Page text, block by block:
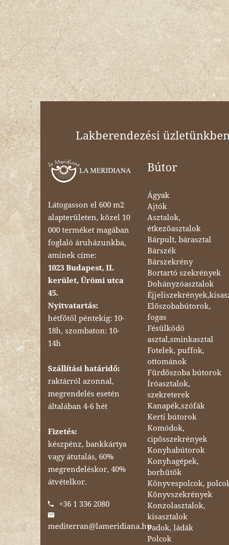
Lakberendezési
Látogasson el 600 m2
alapterületen, közel 10
000 terméket magában
foglaló áruházunkba,
aminek címe:
1023 Budapest, II.
kerület, Ürömi utca
45.
Nyitvatartás:
hétfőtől péntekig: 10-
18h, szombaton: 10-
14h
Szállítási határidő:
raktárról azonnal,
megrendelés esetén
általában 4-6 hét
Fizetés:
készpénz, bankkártya
vagy átutalás, 60%
megrendeléskor, 40%
átvételkor.
+36 1 336 2080
mediterran@lameridiana.hu
Bútor
Ágyak
Ajtók
Asztalok,
étkezőasztalok
Bárpult, bárasztal
Bárszék
Bárszekrény
Bortartó szekrények
Dohányzóasztalok
Előszobabútorok,
fogas
Fésülködő
asztal,sminkasztal
Fotelek, puffok,
ottománok
Fürdőszoba bútorok
Íróasztalok,
szekreterek
Kanapék,szófák
Kerti bútorok
Komódok,
cipősszekrények
Konyhabútorok
Konyhagépek,
borhűtők
Könyvespolcok,
Könyvszekrények
Konzolasztalok,
kisasztalok
Padok, ládák
Polcok